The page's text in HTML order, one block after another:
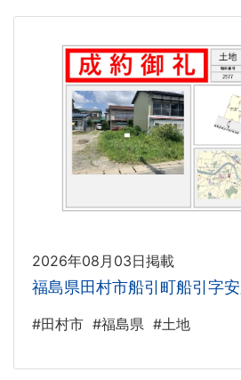
2026年08月03日掲載
福島県田村市船引町船引字
#田村市 #福島県 #土地